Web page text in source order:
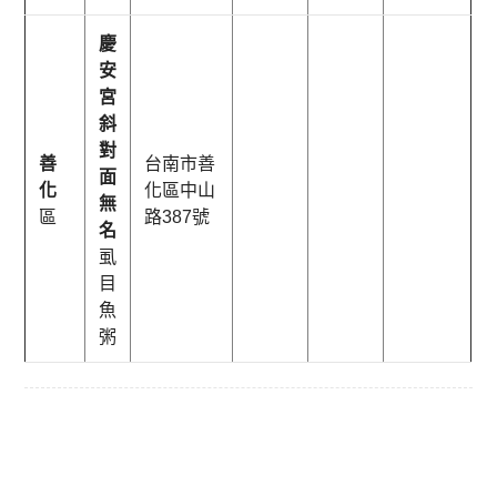
善
化
區
慶
安
宮
斜
對
面
無
名
虱
目
魚
粥
台南市善
化區中山
路387號